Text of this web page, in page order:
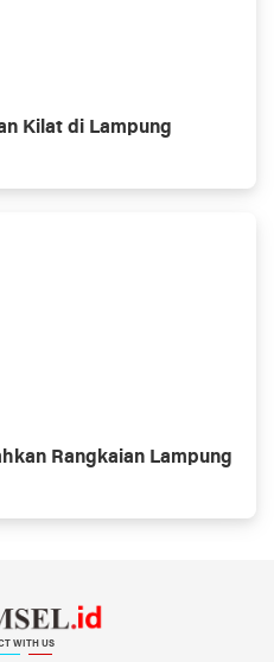
Kilat di Lampung
Rangkaian Lampung
WITH US